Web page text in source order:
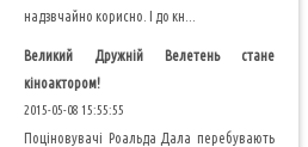
надзвчайно корисно. І до кн...
Великий Дружній Велетень стане
кіноактором!
2015-05-08 15:55:55
Поціновувачі Роальда Дала перебувають